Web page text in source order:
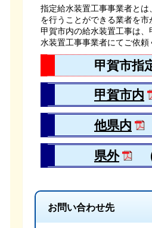
指定給水装置工事事業者と
を行うことができる業者を市
甲賀市内の給水装置工事は
水装置工事事業者にてご依頼
甲賀市指定
甲賀市内
他県内
県外
お問い合わせ先